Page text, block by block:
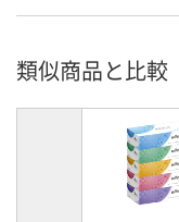
類似商品と比較